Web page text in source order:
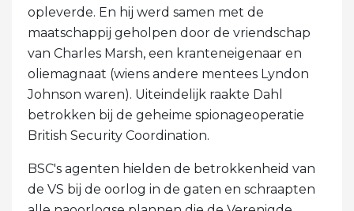
opleverde. En hij werd samen met de
maatschappij geholpen door de vriendschap
van Charles Marsh, een kranteneigenaar en
oliemagnaat (wiens andere mentees Lyndon
Johnson waren). Uiteindelijk raakte Dahl
betrokken bij de geheime spionageoperatie
British Security Coordination.
BSC's agenten hielden de betrokkenheid van
de VS bij de oorlog in de gaten en schraapten